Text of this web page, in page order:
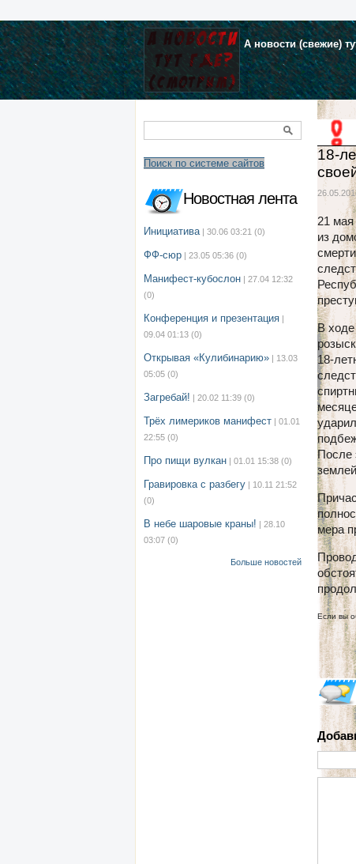
А новости (свежие)
Поиск по системе сайтов
Новостная лента
Инициатива | 30.06 03:21 (0)
ФФ-сюр | 23.05 05:36 (0)
Манифест-кубослон | 27.04 12:32
(0)
Конференция и презентация |
09.04 01:13 (0)
Открывая «Кулибинарию» | 13.03
05:05 (0)
Загребай! | 20.02 11:39 (0)
Трёх лимериков манифест | 01.01
22:55 (0)
Про пищи вулкан | 01.01 15:38 (0)
Гравировка с разбегу | 10.11 21:52
(0)
В небе шаровые краны! | 28.10
03:07 (0)
Больше новостей
18-
21 мая
из
В ходе
18-
После
мера
Если вы